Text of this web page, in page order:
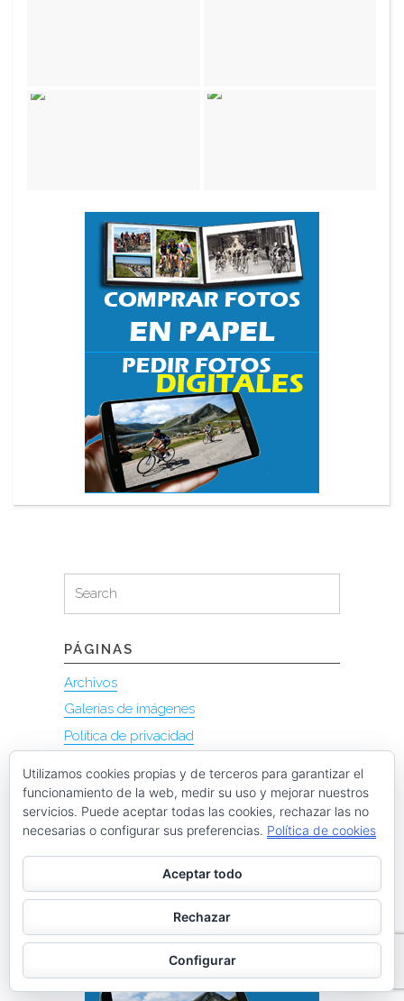
for:
Search
PÁGINAS
Archivos
Galerías de imágenes
Política de privacidad
Utilizamos cookies propias y de terceros para garantizar el
funcionamiento de la web, medir su uso y mejorar nuestros
servicios. Puede aceptar todas las cookies, rechazar las no
necesarias o configurar sus preferencias. Política de cookies
Aceptar todo
Rechazar
Configurar